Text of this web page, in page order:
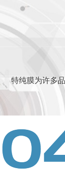
特纯膜为许多